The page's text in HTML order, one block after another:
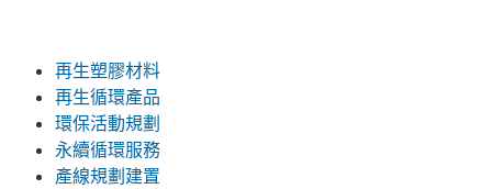
再生塑膠材料
再生循環產品
環保活動規劃
永續循環服務
產線規劃建置